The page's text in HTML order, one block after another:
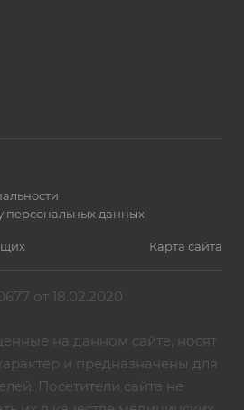
персональных данных
Карта сайта
от 18.02.2020
на данном сайте, носят
и предназначены для
Посетители сайта не